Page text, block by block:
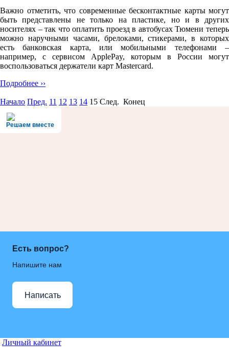
Важно отметить, что современные бесконтактные карты могут
быть представлены не только на пластике, но и в других
носителях – так что оплатить проезд в автобусах Тюмени теперь
можно наручными часами, брелоками, стикерами, в которых
есть банковская карта, или мобильными телефонами –
например, с сервисом ApplePay, которым в России могут
воспользоваться держатели карт Mastercard.
Подробнее ››
Начало Пред. 11 12 13 14 15 След. Конец
Решаем вместе
Есть вопрос?
Напишите нам
Написать
Личный кабинет